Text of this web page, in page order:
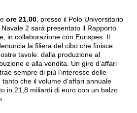
ore 21.00, presso il Polo Universitario
2 sarà presentato il Rapporto
in collaborazione con Eurispes. Il
la filiera del cibo che finisce
tavole: dalla produzione al
e alla vendita. Un giro d’affari
sempre di più l’interesse delle
che il volume d’affari annuale
in 21,8 miliardi di euro con un balzo